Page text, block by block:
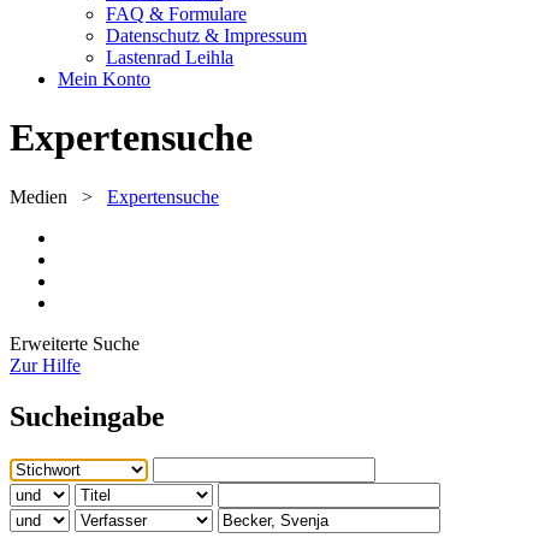
FAQ & Formulare
Datenschutz & Impressum
Lastenrad Leihla
Mein Konto
Expertensuche
Medien > Expertensuche
Erweiterte Suche
Zur Hilfe
Sucheingabe